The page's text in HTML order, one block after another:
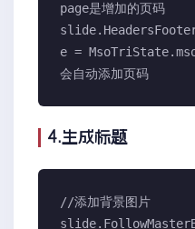
page是增加的页码
e =
会自动添加页码
4.生成标题
//添加背景图片